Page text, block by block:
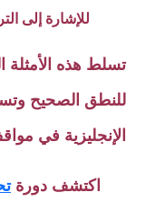
للإشارة إلى
تسلط هذه الأمثلة
للنطق الصحيح
الإنجليزية في
اكتشف دورة